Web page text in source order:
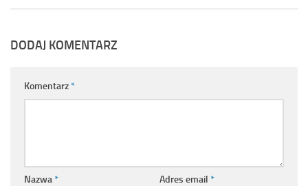
DODAJ KOMENTARZ
Komentarz*
Nazwa* Adres email *